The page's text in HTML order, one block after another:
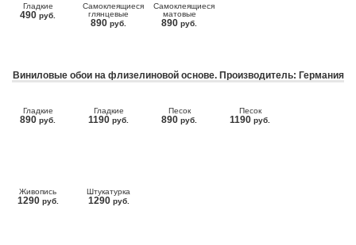
Гладкие
490 руб.
Самоклеящиеся
глянцевые
890 руб.
Самоклеящиеся
матовые
890 руб.
Виниловые обои на флизелиновой основе. Производитель: Германия
Гладкие
890 руб.
Гладкие
1190 руб.
Песок
890 руб.
Песок
1190 руб.
Живопись
1290 руб.
Штукатурка
1290 руб.